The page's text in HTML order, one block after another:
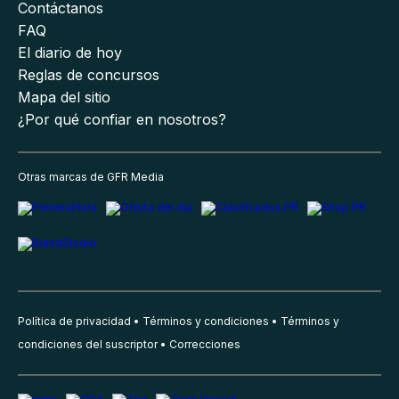
Contáctanos
FAQ
El diario de hoy
Reglas de concursos
Mapa del sitio
¿Por qué confiar en nosotros?
Otras marcas de GFR Media
Política de privacidad Términos y condiciones
Términos y
condiciones del suscriptor
Correcciones